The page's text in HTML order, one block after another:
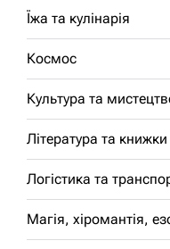
Їжа та кулінарія
Космос
Культура та
Література та книжки
Логістика та
Магія, хіромантія,